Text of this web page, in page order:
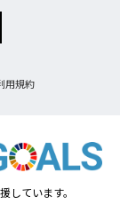
用規約
しています。